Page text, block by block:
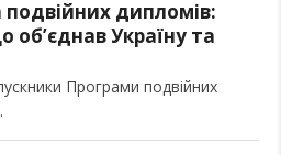
дипломів:
об’єднав Україну та
Програми подвійних